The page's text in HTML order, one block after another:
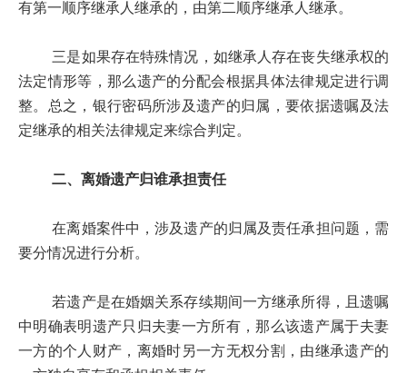
有第一顺序继承人继承的，由第二顺序继承人继承。
三是如果存在特殊情况，如继承人存在丧失继承权的
法定情形等，那么遗产的分配会根据具体法律规定进行调
整。总之，银行密码所涉及遗产的归属，要依据遗嘱及法
定继承的相关法律规定来综合判定。
二、离婚遗产归谁承担责任
在离婚案件中，涉及遗产的归属及责任承担问题，需
要分情况进行分析。
若遗产是在婚姻关系存续期间一方继承所得，且遗嘱
中明确表明遗产只归夫妻一方所有，那么该遗产属于夫妻
一方的个人财产，离婚时另一方无权分割，由继承遗产的